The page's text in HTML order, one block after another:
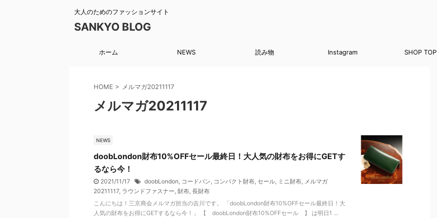
大人のためのファッションサイト
SANKYO BLOG
ホーム NEWS 読み物 Instagram SHOP TOP
HOME > メルマガ20211117
メルマガ20211117
NEWS
doobLondon財布10%OFFセール最終日！大人気の財布をお得にGETす
るなら今！
2021/11/17 doobLondon, コードバン, コンパクト財布, セール, ミニ財布, メルマガ
20211117, ラウンドファスナー, 財布, 長財布
こんにちは！三京商会メルマガ担当の吉川です。 「doobLondon財布10%OFFセール最終日！大
人気の財布をお得にGETするなら今！」 【 doobLondon財布10%OFFセール 】 は明日1 ...